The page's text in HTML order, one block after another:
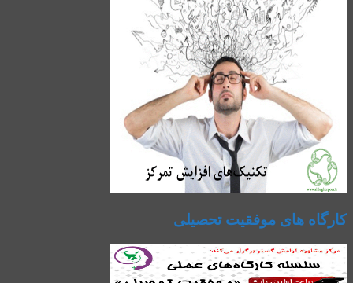
کارگاه های موفقیت تحصیلی